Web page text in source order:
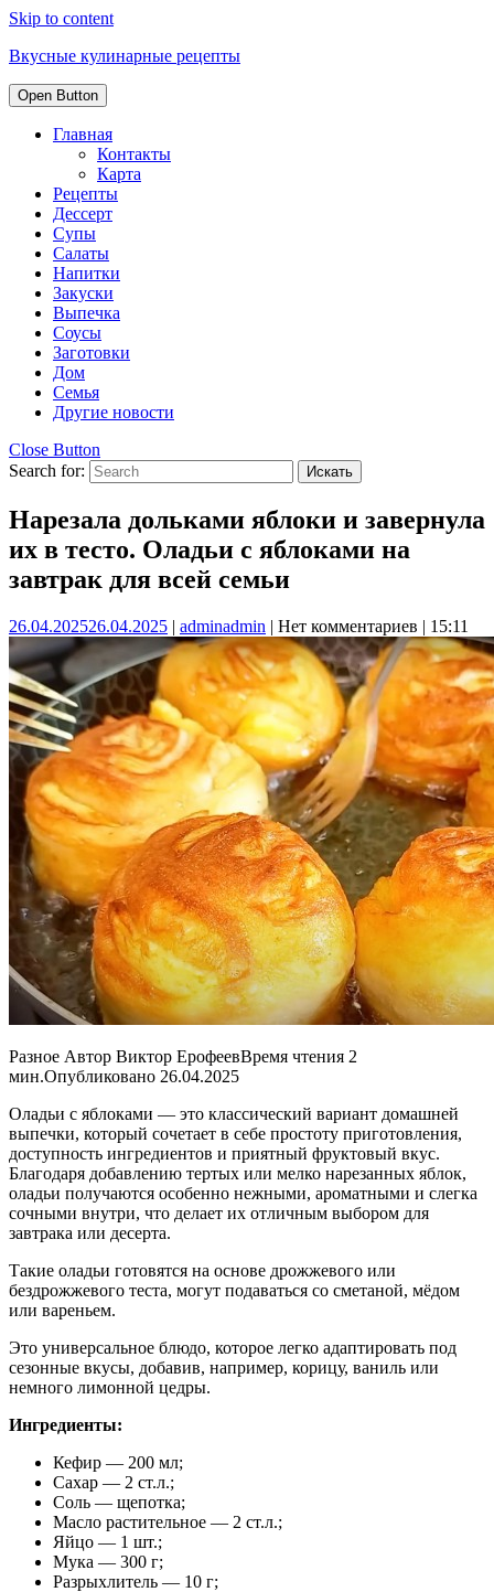
Skip to content
Вкусные кулинарные рецепты
Open Button
Главная
Контакты
Карта
Рецепты
Дессерт
Супы
Салаты
Напитки
Закуски
Выпечка
Соусы
Заготовки
Дом
Семья
Другие новости
Close Button
Search for:
Нарезала дольками яблоки и завернула
их в тесто. Оладьи с яблоками на
завтрак для всей семьи
26.04.202526.04.2025 | adminadmin | Нет комментариев | 15:11
Разное Автор Виктор ЕрофеевВремя чтения 2
мин.Опубликовано 26.04.2025
Оладьи с яблоками — это классический вариант домашней
выпечки, который сочетает в себе простоту приготовления,
доступность ингредиентов и приятный фруктовый вкус.
Благодаря добавлению тертых или мелко нарезанных яблок,
оладьи получаются особенно нежными, ароматными и слегка
сочными внутри, что делает их отличным выбором для
завтрака или десерта.
Такие оладьи готовятся на основе дрожжевого или
бездрожжевого теста, могут подаваться со сметаной, мёдом
или вареньем.
Это универсальное блюдо, которое легко адаптировать под
сезонные вкусы, добавив, например, корицу, ваниль или
немного лимонной цедры.
Ингредиенты:
Кефир — 200 мл;
Сахар — 2 ст.л.;
Соль — щепотка;
Масло растительное — 2 ст.л.;
Яйцо — 1 шт.;
Мука — 300 г;
Разрыхлитель — 10 г;